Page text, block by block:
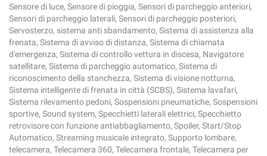
Sensore di luce, Sensore di pioggia, Sensori di parcheggio anteriori,
Sensori di parcheggio laterali, Sensori di parcheggio posteriori,
Servosterzo, sistema anti sbandamento, Sistema di assistenza alla
frenata, Sistema di avviso di distanza, Sistema di chiamata
d'emergenza, Sistema di controllo vettura in discesa, Navigatore
satellitare, Sistema di parcheggio automatico, Sistema di
riconoscimento della stanchezza, Sistema di visione notturna,
Sistema intelligente di frenata in città (SCBS), Sistema lavafari,
Sistema rilevamento pedoni, Sospensioni pneumatiche, Sospensioni
sportive, Sound system, Specchietti laterali elettrici, Specchietto
retrovisore con funzione antiabbagliamento, Spoiler, Start/Stop
Automatico, Streaming musicale integrato, Supporto lombare,
telecamera, Telecamera 360, Telecamera frontale, Telecamera per